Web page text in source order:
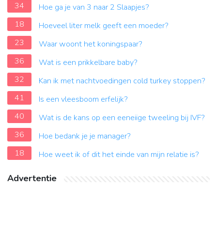
34
Hoe ga je van 3 naar 2 Slaapjes?
18
Hoeveel liter melk geeft een moeder?
23
Waar woont het koningspaar?
36
Wat is een prikkelbare baby?
32
Kan ik met nachtvoedingen cold turkey stoppen?
41
Is een vleesboom erfelijk?
40
Wat is de kans op een eeneiige tweeling bij IVF?
36
Hoe bedank je je manager?
18
Hoe weet ik of dit het einde van mijn relatie is?
Advertentie